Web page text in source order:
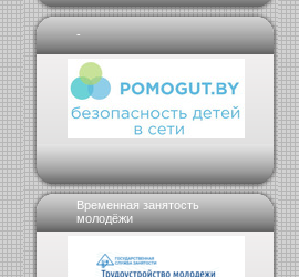
-
Временная занятость
молодёжи